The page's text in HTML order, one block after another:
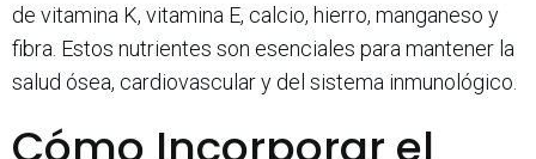
de vitamina K, vitamina E, calcio, hierro, manganeso y
fibra. Estos nutrientes son esenciales para mantener la
salud ósea, cardiovascular y del sistema inmunológico.